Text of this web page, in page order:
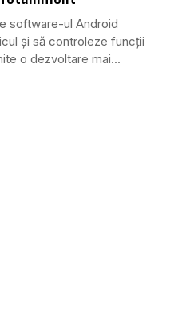
software-ul Android
și să controleze funcții
o dezvoltare mai...